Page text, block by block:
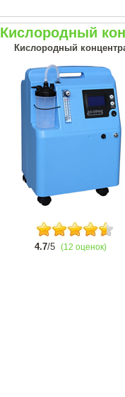
Кислородный
Кислородный
4.7/5 (12 оценок)